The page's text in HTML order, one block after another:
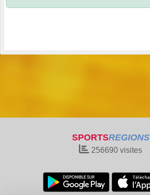
SPORTSREGIONS
256690 visites